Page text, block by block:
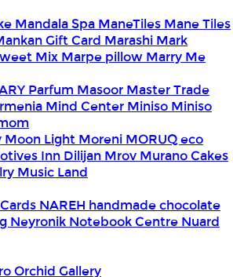
Mandala Spa ManeTiles Mane Tiles
Gift Card Marashi Mark
Mix Marpe pillow Marry Me
Parfum Masoor Master Trade
Mind Center Miniso Miniso
Moon Light Moreni MORUQ eco
Inn Dilijan Mrov Murano Cakes
Music Land
NAREH handmade chocolate
Neyronik Notebook Centre Nuard
Orchid Gallery